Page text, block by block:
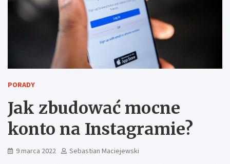
PORADY
Jak zbudować mocne
konto na Instagramie?
9 marca 2022 Sebastian Maciejewski